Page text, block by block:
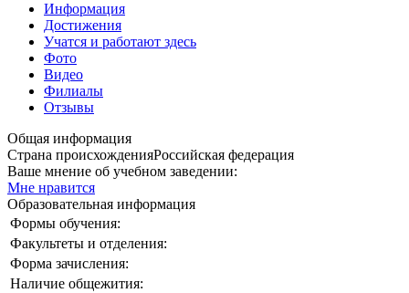
Информация
Достижения
Учатся и работают здесь
Фото
Видео
Филиалы
Отзывы
Общая информация
Страна происхожденияРоссийская федерация
Ваше мнение об учебном заведении:
Мне нравится
Образовательная информация
Формы обучения:
Факультеты и отделения:
Форма зачисления:
Наличие общежития: